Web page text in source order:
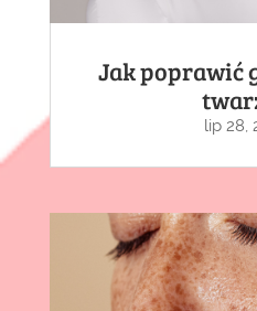
Jak poprawić
lip 28,